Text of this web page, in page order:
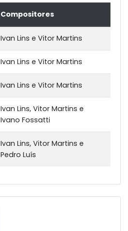
Compositores
Ivan Lins e Vitor Martins
Ivan Lins e Vitor Martins
Ivan Lins e Vitor Martins
Ivan Lins, Vitor Martins e
Ivano Fossatti
Ivan Lins, Vitor Martins e
Pedro Luís